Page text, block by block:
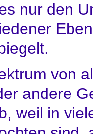
nur den
von
andere
weil in